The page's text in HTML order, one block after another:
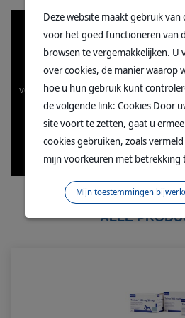
ALLE
Deze website maakt gebruik van
voor het goed functioneren van
browsen te vergemakkelijken.
over cookies, de manier waarop
hoe u hun gebruik kunt
de volgende link: Cookies Door
site voort te zetten, gaat u
cookies gebruiken, zoals
mijn voorkeuren met betrekking
Mijn toestemmingen